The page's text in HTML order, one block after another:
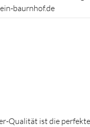
baurnhof.de
Qualität ist die